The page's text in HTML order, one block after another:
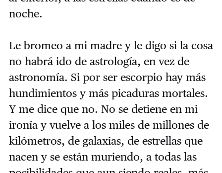
noche.
Le bromeo a mi madre y le digo si la cosa
no habrá ido de astrología, en vez de
astronomía. Si por ser escorpio hay más
hundimientos y más picaduras mortales.
Y me dice que no. No se detiene en mi
ironía y vuelve a los miles de millones de
kilómetros, de galaxias, de estrellas que
nacen y se están muriendo, a todas las